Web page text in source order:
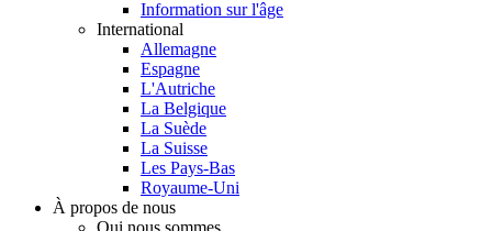
Information sur l'âge
International
Allemagne
Espagne
L'Autriche
La Belgique
La Suède
La Suisse
Les Pays-Bas
Royaume-Uni
À propos de nous
Qui nous sommes